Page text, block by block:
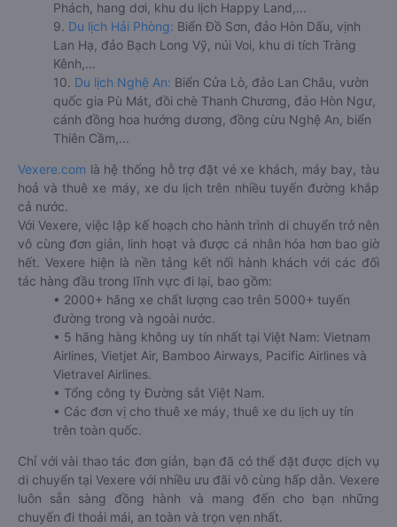
Phách, hang dơi, khu du lịch Happy Land,...
9. Du lịch Hải Phòng: Biển Đồ Sơn, đảo Hòn Dấu, vịnh
Lan Hạ, đảo Bạch Long Vỹ, núi Voi, khu di tích Tràng
Kênh,...
10. Du lịch Nghệ An: Biển Cửa Lò, đảo Lan Châu, vườn
quốc gia Pù Mát, đồi chè Thanh Chương, đảo Hòn Ngư,
cánh đồng hoa hướng dương, đồng cừu Nghệ An, biển
Thiên Cầm,...
Vexere.com là hệ thống hỗ trợ đặt vé xe khách, máy bay, tàu
hoả và thuê xe máy, xe du lịch trên nhiều tuyến đường khắp
cả nước.
Với Vexere, việc lập kế hoạch cho hành trình di chuyển trở nên
vô cùng đơn giản, linh hoạt và được cá nhân hóa hơn bao giờ
hết. Vexere hiện là nền tảng kết nối hành khách với các đối
tác hàng đầu trong lĩnh vực đi lại, bao gồm:
• 2000+ hãng xe chất lượng cao trên 5000+ tuyến
đường trong và ngoài nước.
• 5 hãng hàng không uy tín nhất tại Việt Nam: Vietnam
Airlines, Vietjet Air, Bamboo Airways, Pacific Airlines và
Vietravel Airlines.
• Tổng công ty Đường sắt Việt Nam.
• Các đơn vị cho thuê xe máy, thuê xe du lịch uy tín
trên toàn quốc.
Chỉ với vài thao tác đơn giản, bạn đã có thể đặt được dịch vụ
di chuyển tại Vexere với nhiều ưu đãi vô cùng hấp dẫn. Vexere
luôn sẵn sàng đồng hành và mang đến cho bạn những
chuyến đi thoải mái, an toàn và trọn vẹn nhất.